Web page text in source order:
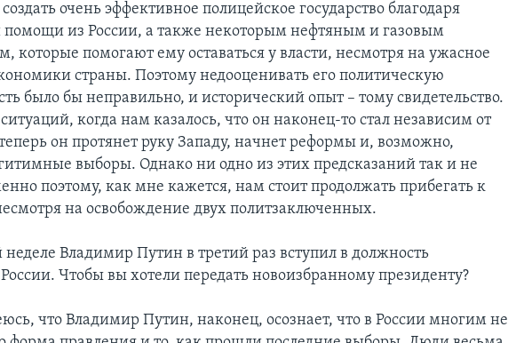
очень эффективное полицейское государство благодаря
помощи из России, а также некоторым нефтяным и газовым
которые помогают ему оставаться у власти, несмотря на ужасное
страны. Поэтому недооценивать его политическую
было бы неправильно, и исторический опыт – тому свидетельство.
когда нам казалось, что он наконец-то стал независим от
он протянет руку Западу, начнет реформы и, возможно,
выборы. Однако ни одно из этих предсказаний так и не
поэтому, как мне кажется, нам стоит продолжать прибегать к
на освобождение двух политзаключенных.
неделе Владимир Путин в третий раз вступил в должность
Чтобы вы хотели передать новоизбранному президенту?
что Владимир Путин, наконец, осознает, что в России многим не